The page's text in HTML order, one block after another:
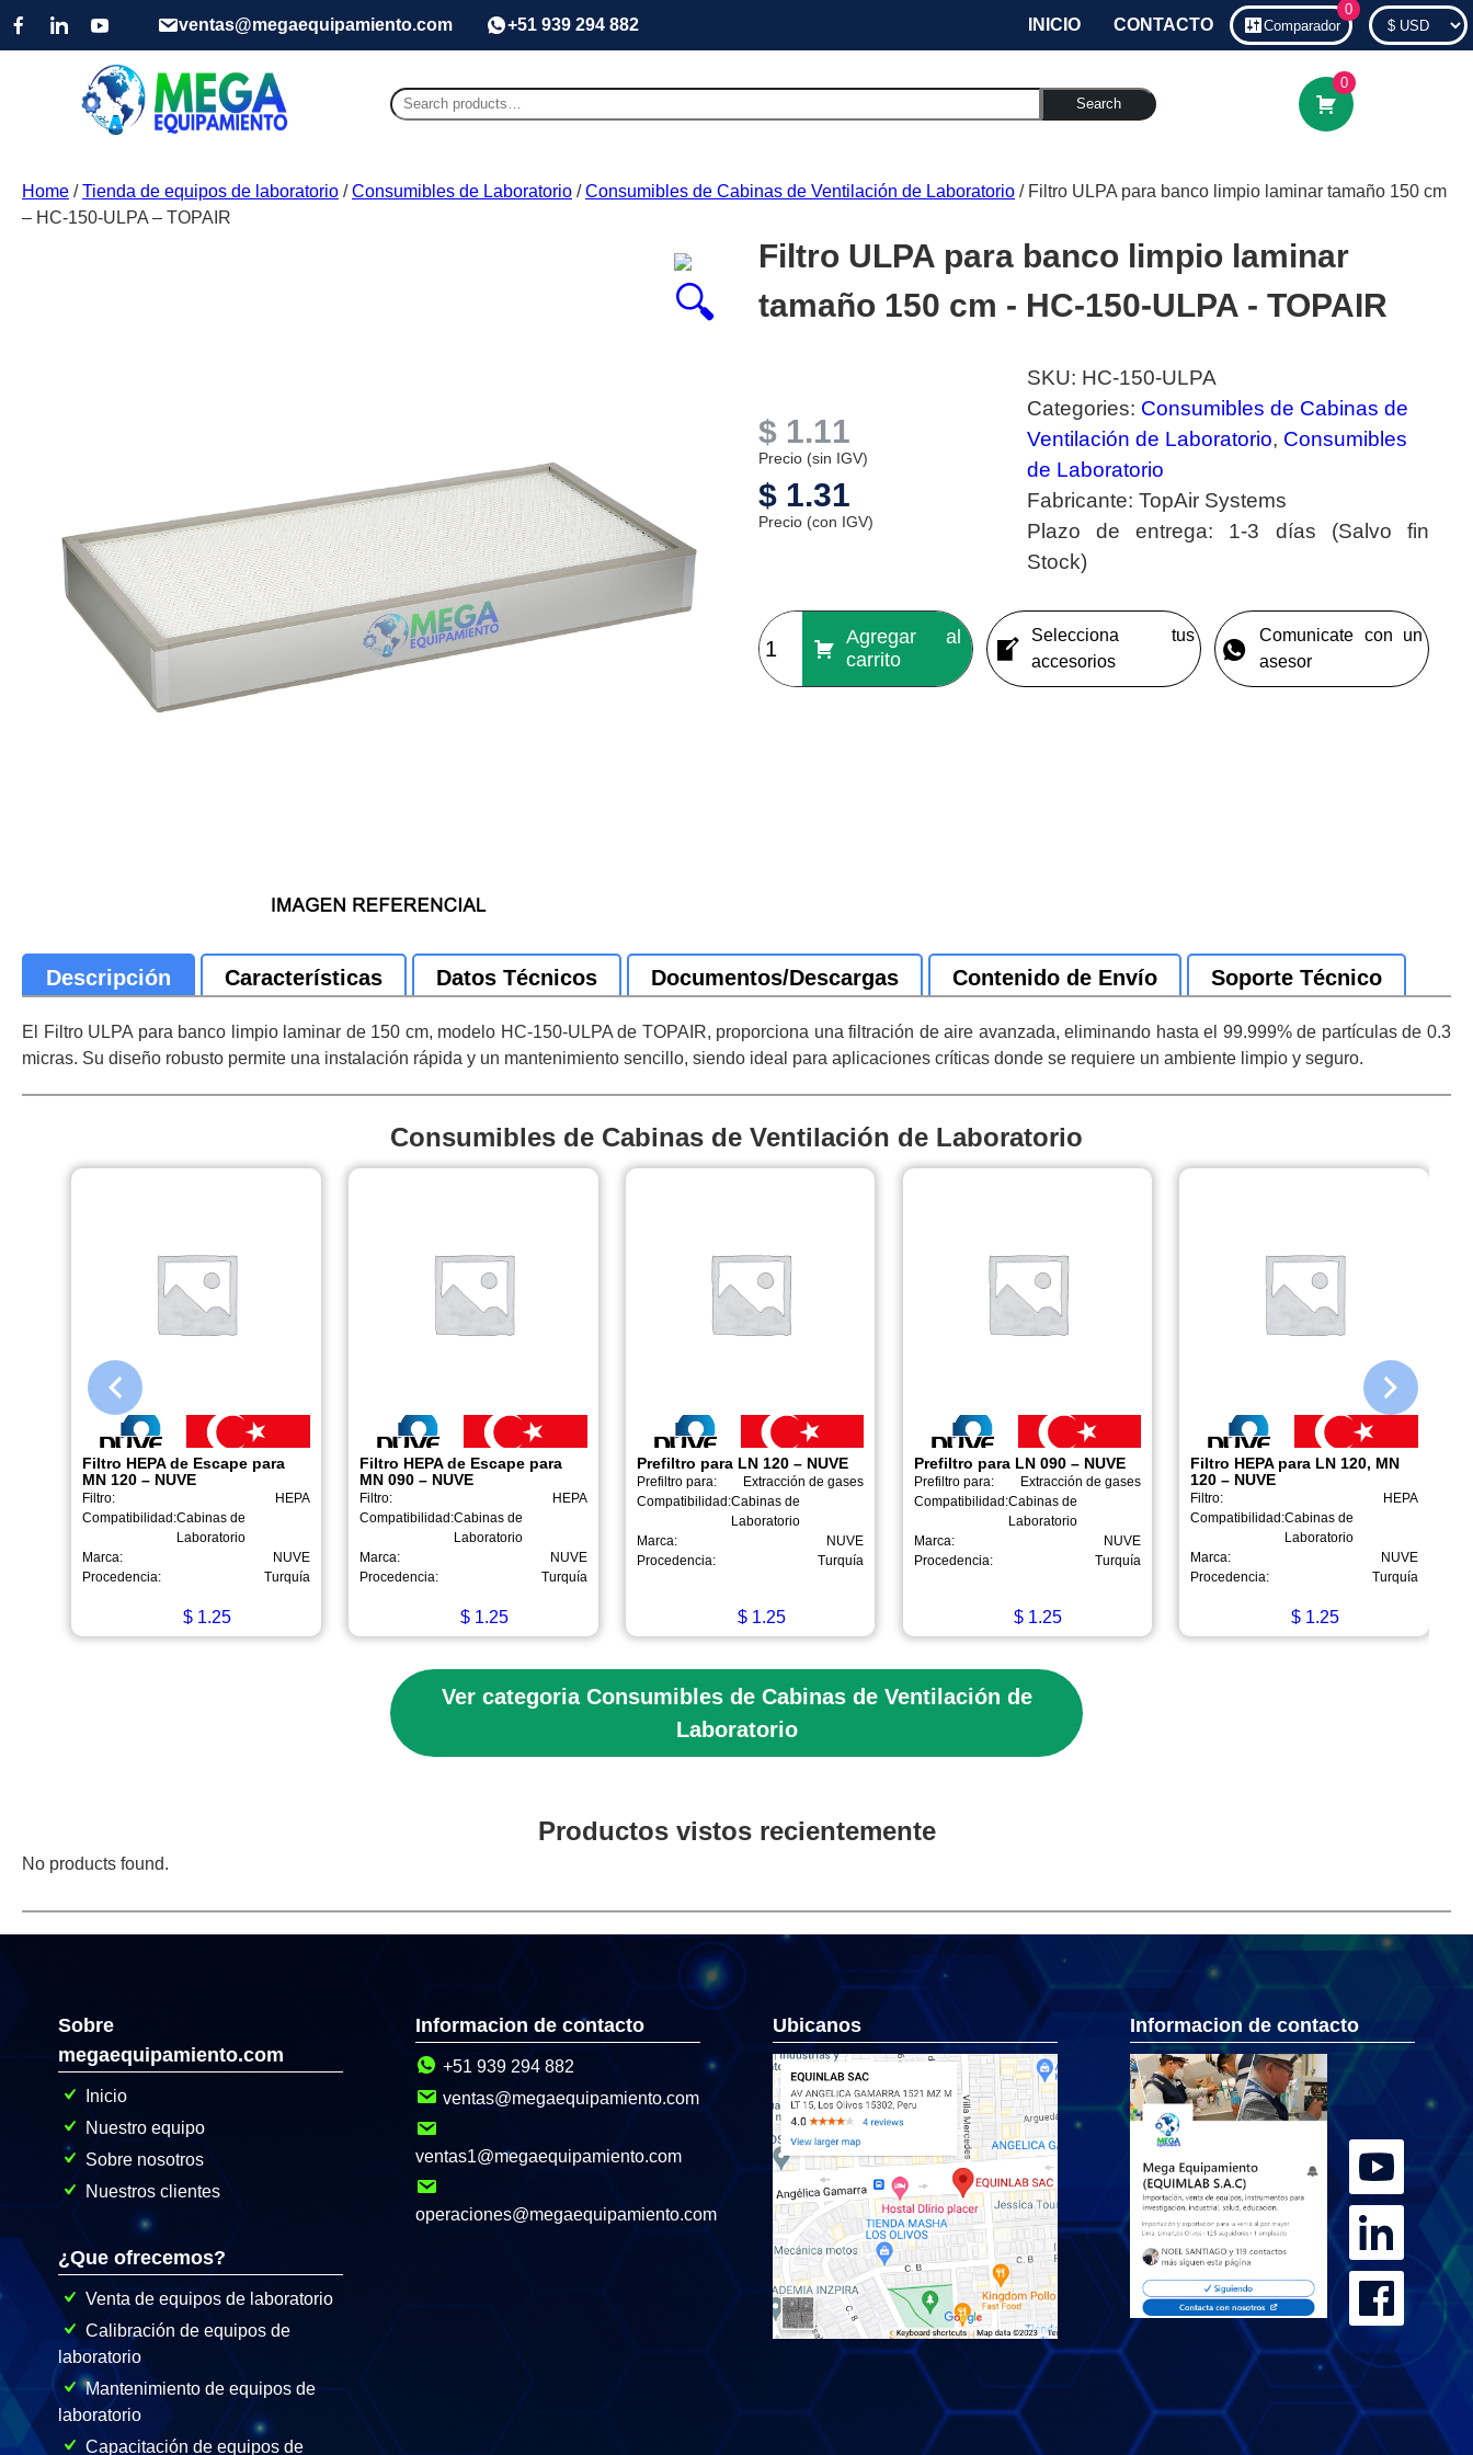
ventas@megaequipamiento.com +51 939 294 882 INICIO CONTACTO
0
Comparador
Search
for:
Search
0
Home /Tienda de equipos de laboratorio /Consumibles de Laboratorio /Consumibles de Cabinas de Ventilación de Laboratorio / Filtro ULPA para banco limpio laminar tamaño 150 cm
– HC-150-ULPA – TOPAIR
Filtro ULPA para banco limpio laminar
tamaño 150 cm - HC-150-ULPA - TOPAIR
$ 1.11
Precio (sin IGV)
$ 1.31
Precio (con IGV)
SKU: HC-150-ULPA
Categories: Consumibles de Cabinas de
Ventilación de Laboratorio, Consumibles
de Laboratorio
Fabricante: TopAir Systems
Plazo de entrega: 1-3 días (Salvo fin
Stock)
Agregar al
carrito
Selecciona tus
accesorios
Comunicate con un
asesor
Descripción Características Datos Técnicos Documentos/Descargas Contenido de Envío Soporte Técnico
El Filtro ULPA para banco limpio laminar de 150 cm, modelo HC-150-ULPA de TOPAIR, proporciona una filtración de aire avanzada, eliminando hasta el 99.999% de partículas de 0.3
micras. Su diseño robusto permite una instalación rápida y un mantenimiento sencillo, siendo ideal para aplicaciones críticas donde se requiere un ambiente limpio y seguro.
Consumibles de Cabinas de Ventilación de Laboratorio
Filtro HEPA de Escape para
MN 120 – NUVE
Filtro:
HEPA
Compatibilidad:Cabinas de
Laboratorio
Marca:
NUVE
Procedencia:
Turquía
$ 1.25
Filtro HEPA de Escape para
MN 090 – NUVE
Filtro:
HEPA
Compatibilidad:Cabinas de
Laboratorio
Marca:
NUVE
Procedencia:
Turquía
$1.25
Prefiltro para LN 120 – NUVE
Prefiltro para:
Extracción de gases
Compatibilidad:Cabinas de
Laboratorio
Marca:
NUVE
Procedencia:
Turquía
$1.25
Prefiltro para LN 090 – NUVE
Prefiltro para:
Extracción de gases
Compatibilidad:Cabinas de
Laboratorio
Marca:
NUVE
Procedencia:
Turquía
$ 1.25
Filtro HEPA para LN 120, MN
120 – NUVE
Filtro:
HEPA
Compatibilidad:Cabinas de
Laboratorio
Marca:
NUVE
Procedencia:
Turquía
$ 1.25
Ver categoria Consumibles de Cabinas de Ventilación de
Laboratorio
Productos vistos recientemente
No products found.
Sobre
megaequipamiento.com
Inicio
Nuestro equipo
Sobre nosotros
Nuestros clientes
¿Que ofrecemos?
Venta de equipos de laboratorio
Calibración de equipos de
laboratorio
Mantenimiento de equipos de
laboratorio
Capacitación de equipos de
Informacion de contacto
+51 939 294 882
ventas@megaequipamiento.com
ventas1@megaequipamiento.com
operaciones@megaequipamiento.com
Ubicanos Informacion de contacto